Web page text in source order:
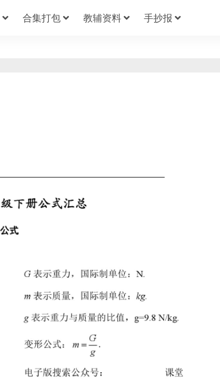
合集打包 教辅资料 手抄报